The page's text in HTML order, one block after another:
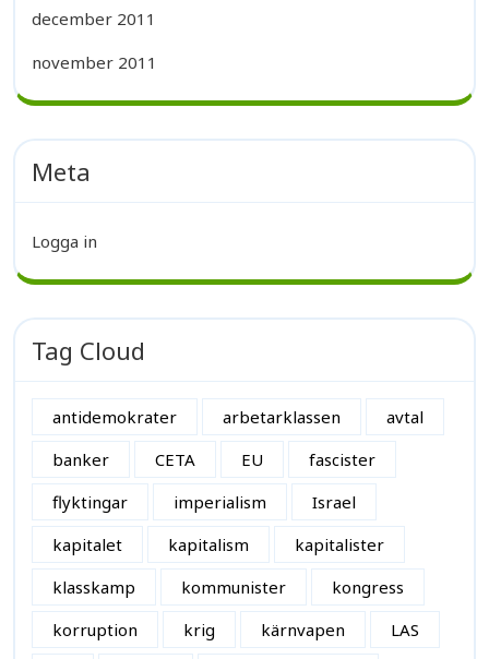
december 2011
november 2011
Meta
Logga in
Tag Cloud
antidemokrater arbetarklassen
avtal
banker
CETA EU
fascister
flyktingar
imperialism
Israel
kapitalet
kapitalism
kapitalister
klasskamp
kommunister
kongress
korruption
krig kärnvapen
LAS